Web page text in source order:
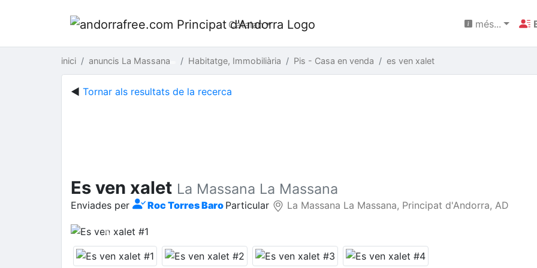
Catalan més...
inici anuncis La Massana Habitatge, Immobiliària Pis - Casa en venda es ven xalet
◄ Tornar als resultats de la recerca
Es ven xalet La Massana La Massana
Enviades per Roc Torres Baro Particular La Massana La Massana, Principat d'Andorra, AD
Previous